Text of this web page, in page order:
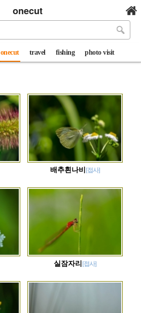
onecut
onecut travel fishing photo visit
배추흰나비 [접사]
실잠자리 [접사]